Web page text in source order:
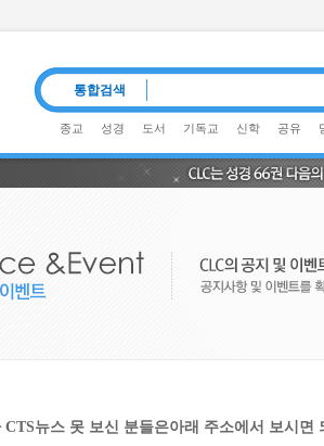
통합검색
종교 성경 도서 기독교 신학 공유
CTS뉴스 못 보신 분들은아래 주소에서 보시면